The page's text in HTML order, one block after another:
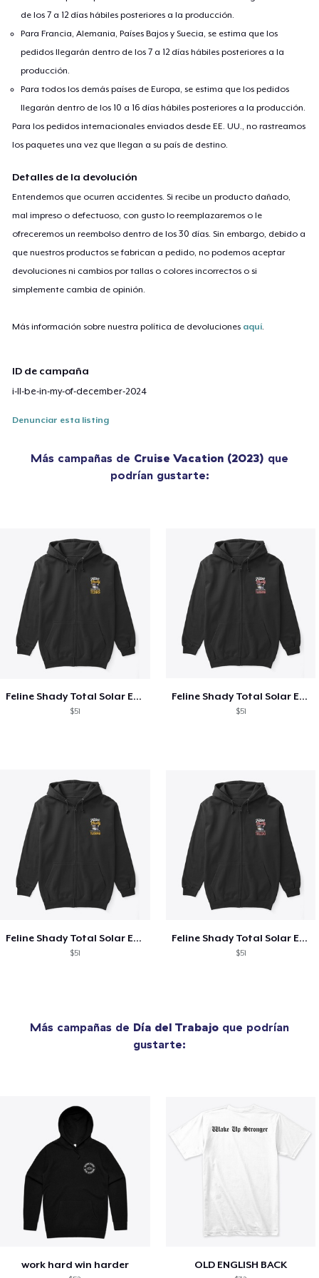
de los 7 a 12 días hábiles posteriores a la producción.
Para Francia, Alemania, Países Bajos y Suecia, se estima que los
pedidos llegarán dentro de los 7 a 12 días hábiles posteriores a la
producción.
Para todos los demás países de Europa, se estima que los pedidos
llegarán dentro de los 10 a 16 días hábiles posteriores a la producción.
Para los pedidos internacionales enviados desde EE. UU., no rastreamos
los paquetes una vez que llegan a su país de destino.
Detalles de la devolución
Entendemos que ocurren accidentes. Si recibe un producto dañado,
mal impreso o defectuoso, con gusto lo reemplazaremos o le
ofreceremos un reembolso dentro de los 30 días. Sin embargo, debido a
que nuestros productos se fabrican a pedido, no podemos aceptar
devoluciones ni cambios por tallas o colores incorrectos o si
simplemente cambia de opinión.
Más información sobre nuestra política de devoluciones aquí.
ID de campaña
i-ll-be-in-my-of-december-2024
Denunciar esta listing
Más campañas de Cruise Vacation (2023) que
podrían gustarte:
Feline Shady Total Solar Eclipse Texas
$51
Feline Shady Total Solar Eclipse Tijuana
$51
Feline Shady Total Solar Eclipse Tijuana
$51
Feline Shady Total Solar Eclipse Toledo
$51
Más campañas de Día del Trabajo que podrían
gustarte:
work hard win harder OLD ENGLISH BACK